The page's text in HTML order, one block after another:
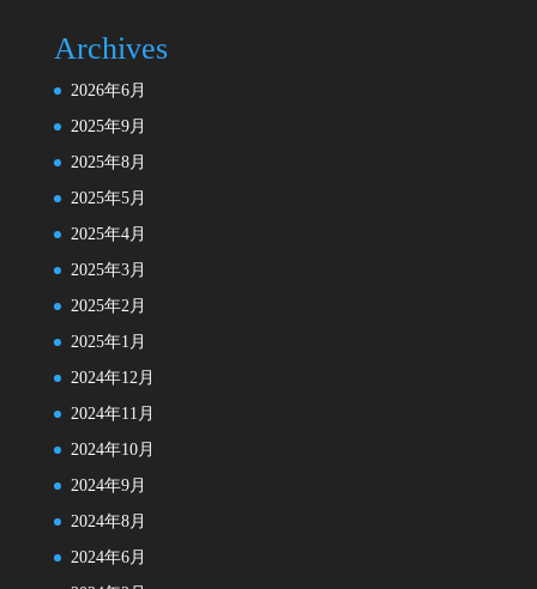
Archives
2026年6月
2025年9月
2025年8月
2025年5月
2025年4月
2025年3月
2025年2月
2025年1月
2024年12月
2024年11月
2024年10月
2024年9月
2024年8月
2024年6月